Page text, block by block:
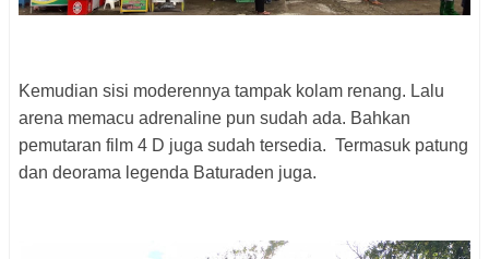
Kemudian sisi moderennya tampak kolam renang. Lalu
arena memacu adrenaline pun sudah ada. Bahkan
pemutaran film 4 D juga sudah tersedia. Termasuk patung
dan deorama legenda Baturaden juga.